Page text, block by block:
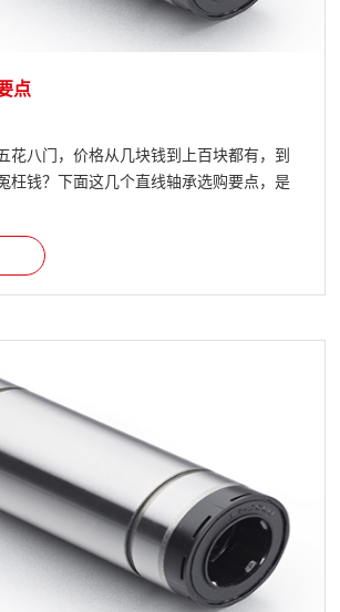
点
花八门，价格从几块钱到上百块都有，到
枉钱？下面这几个直线轴承选购要点，是